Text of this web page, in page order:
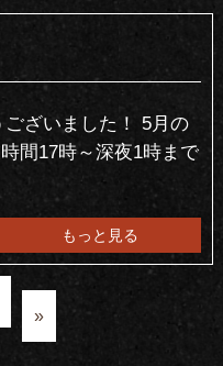
ざいました！ 5月の
間17時～深夜1時まで
もっと見る
»